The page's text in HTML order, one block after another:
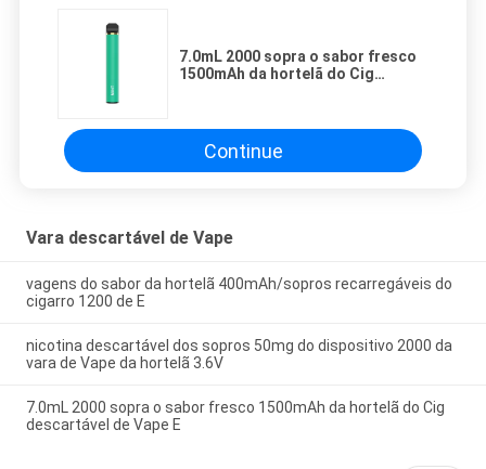
7.0mL 2000 sopra o sabor fresco
1500mAh da hortelã do Cig
Continue
Vara descartável de Vape
vagens do sabor da hortelã 400mAh/sopros recarregáveis do
cigarro 1200 de E
nicotina descartável dos sopros 50mg do dispositivo 2000 da
vara de Vape da hortelã 3.6V
7.0mL 2000 sopra o sabor fresco 1500mAh da hortelã do Cig
descartável de Vape E